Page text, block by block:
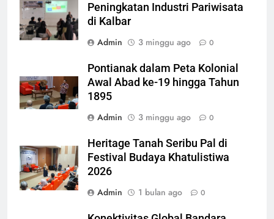
Peningkatan Industri Pariwisata
di Kalbar
Admin
3 minggu ago 0
Pontianak dalam Peta Kolonial
Awal Abad ke-19 hingga Tahun
1895
Admin
3 minggu ago 0
Heritage Tanah Seribu Pal di
Festival Budaya Khatulistiwa
2026
Admin
1 bulan ago 0